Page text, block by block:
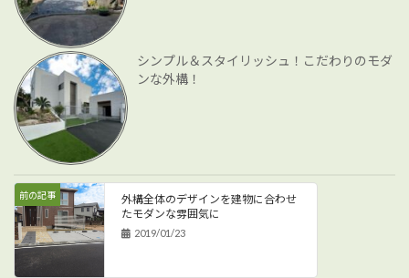
シンプル＆スタイリッシュ！こだわりのモダ
ンな外構！
前の記事
外構全体のデザインを建物に合わせ
たモダンな雰囲気に
2019/01/23